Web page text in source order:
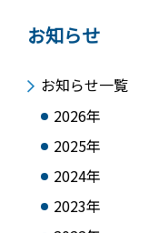
お知らせ
お知らせ一覧
2026年
2025年
2024年
2023年